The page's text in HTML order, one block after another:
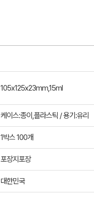
105x125x23mm,15ml
케이스:종이,플라스틱 / 용기:유리
1박스 100개
포장지포장
대한민국